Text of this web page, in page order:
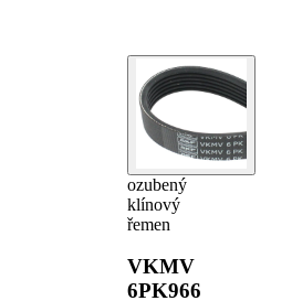
ozubený
klínový
řemen
VKMV
6PK966